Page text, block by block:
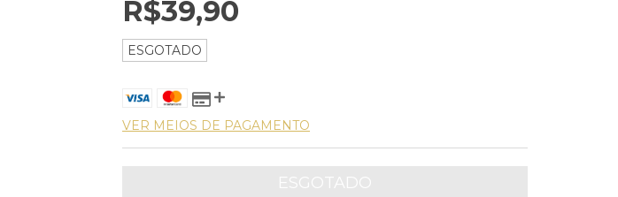
R$39,90
ESGOTADO
VER MEIOS DE PAGAMENTO